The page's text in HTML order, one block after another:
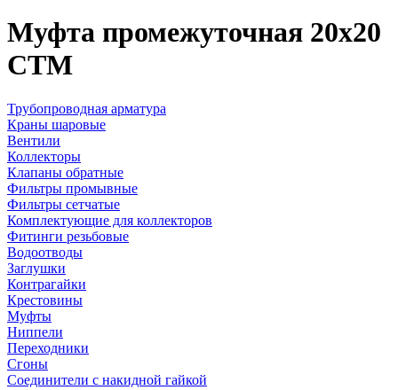
Муфта промежуточная 20х20
CTM
Трубопроводная арматура
Краны шаровые
Вентили
Коллекторы
Клапаны обратные
Фильтры промывные
Фильтры сетчатые
Комплектующие для коллекторов
Фитинги резьбовые
Водоотводы
Заглушки
Контрагайки
Крестовины
Муфты
Ниппели
Переходники
Сгоны
Соединители с накидной гайкой